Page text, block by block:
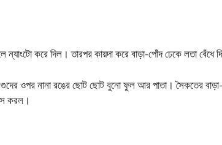
ন্যাংটো করে দিল। তারপর কায়দা করে বাড়া-পোঁদ ঢেকে লতা
ওপর নানা রঙের ছোট ছোট বুনো ফুল আর পাতা। সৈকতের
করল।